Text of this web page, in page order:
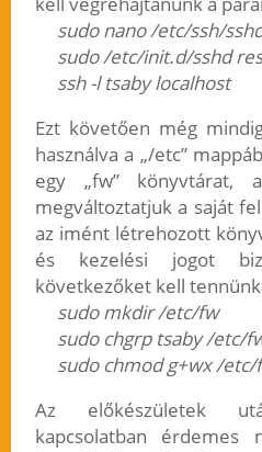
sudo nano /etc/ssh/
sudo /etc/init.d/sshd
ssh -l tsaby localhost
Ezt követően még
használva a „/etc”
egy „fw” könyvtárat,
megváltoztatjuk a saját
az imént létrehozott
és kezelési jogot
következőket kell
sudo mkdir /etc/fw
sudo chgrp tsaby /etc/
sudo chmod g+wx /etc/
Az előkészületek
kapcsolatban érdemes